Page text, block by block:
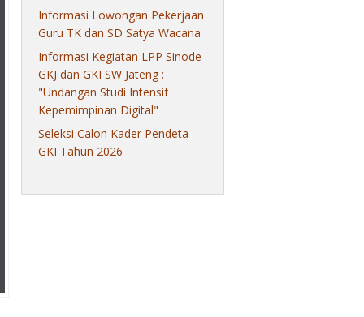
Informasi Lowongan Pekerjaan
Guru TK dan SD Satya Wacana
Informasi Kegiatan LPP Sinode
GKJ dan GKI SW Jateng :
"Undangan Studi Intensif
Kepemimpinan Digital"
Seleksi Calon Kader Pendeta
GKI Tahun 2026